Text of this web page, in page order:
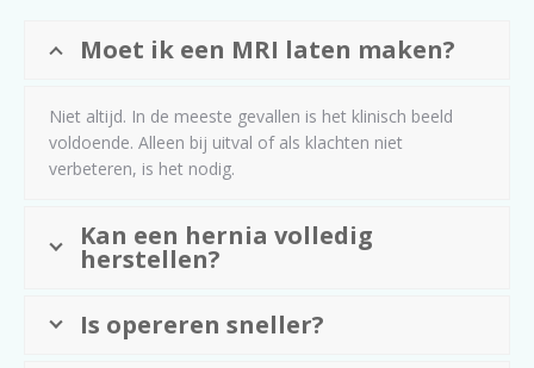
Moet ik een MRI laten maken?
Niet altijd. In de meeste gevallen is het klinisch beeld
voldoende. Alleen bij uitval of als klachten niet
verbeteren, is het nodig.
Kan een hernia volledig
herstellen?
Is opereren sneller?